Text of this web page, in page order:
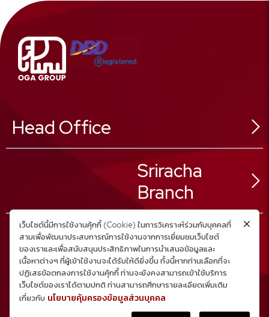
Head Office
Ladphrao Sub-District,
Tel :02 025 8888
Fax :02 025 8880
Call Center :02 025 8889
Sriracha
Branch
59/23 Moo.1
Nongkam Sub-District,
Sriracha District,
Chonburi Province
เว็บไซต์นี้มีการใช้งานคุ้กกี้ (Cookie) ในการวิเคราะห์ร่วมกับบุคคลที่
สามเพื่อพัฒนาประสบการณ์การใช้งานจากการเยี่ยมชมเว็บไซต์
ของเราและเพื่อสนับสนุนประสิทธิภาพในการนำเสนอข้อมูลและ
เนื้อหาต่างๆ ที่ผู้เข้าใช้งานจะได้รับให้ดียิ่งขึ้น ทั้งนี้หากท่านเลือกที่จะ
ปฏิเสธข้อตกลงการใช้งานคุ้กกี้ ท่านจะยังคงสามารถเข้าใช้บริการ
เว็บไซต์ของเราได้ตามปกติ ท่านสามารถศึกษารายละเอียดเพิ่มเติม
เกี่ยวกับ นโยบายคุ้มครองข้อมูลส่วนบุคคล
สอบถามเพิ่มเติม คลิก